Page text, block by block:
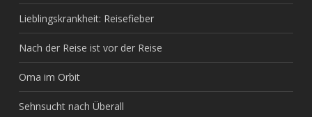
Lieblingskrankheit: Reisefieber
Nach der Reise ist vor der Reise
Oma im Orbit
Sehnsucht nach Überall